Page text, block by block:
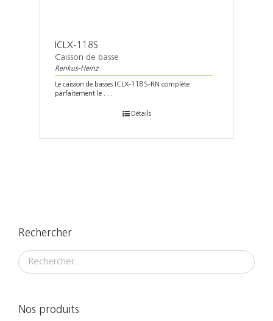
ICLX-118S
Caisson de basse
Renkus-Heinz
Le caisson de basses ICLX-118S-RN complète
parfaitement le . . .
Détails
Rechercher
Nos produits